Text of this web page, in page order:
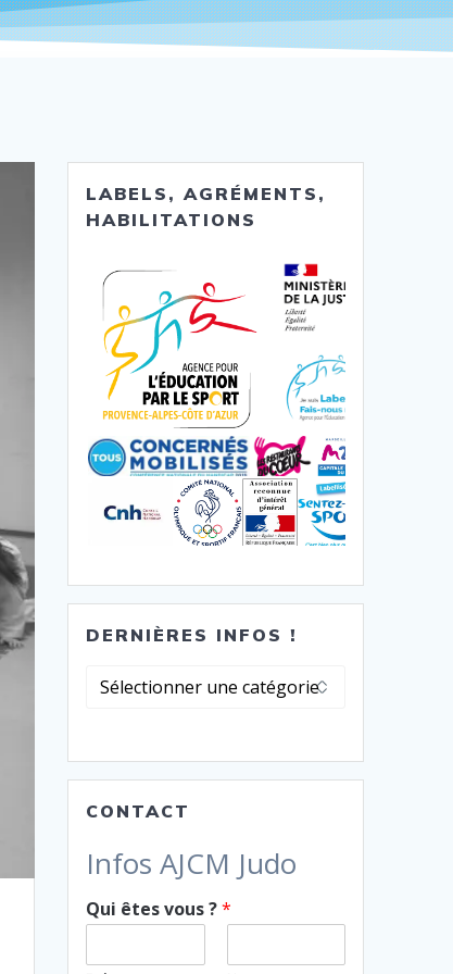
LABELS, AGRÉMENTS,
HABILITATIONS
DERNIÈRES INFOS !
Dernières
CONTACT
Infos AJCM Judo
Qui êtes vous ?*